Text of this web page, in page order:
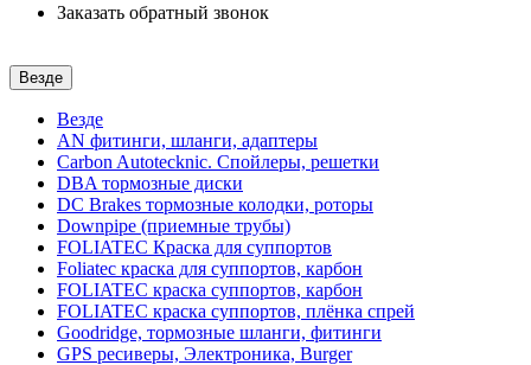
Заказать обратный звонок
Везде
Везде
AN фитинги, шланги, адаптеры
Carbon Autotecknic. Спойлеры, решетки
DBA тормозные диски
DC Brakes тормозные колодки, роторы
Downpipe (приемные трубы)
FOLIATEC Краска для суппортов
Foliatec краска для суппортов, карбон
FOLIATEC краска суппортов, карбон
FOLIATEC краска суппортов, плёнка спрей
Goodridge, тормозные шланги, фитинги
GPS ресиверы, Электроника, Burger